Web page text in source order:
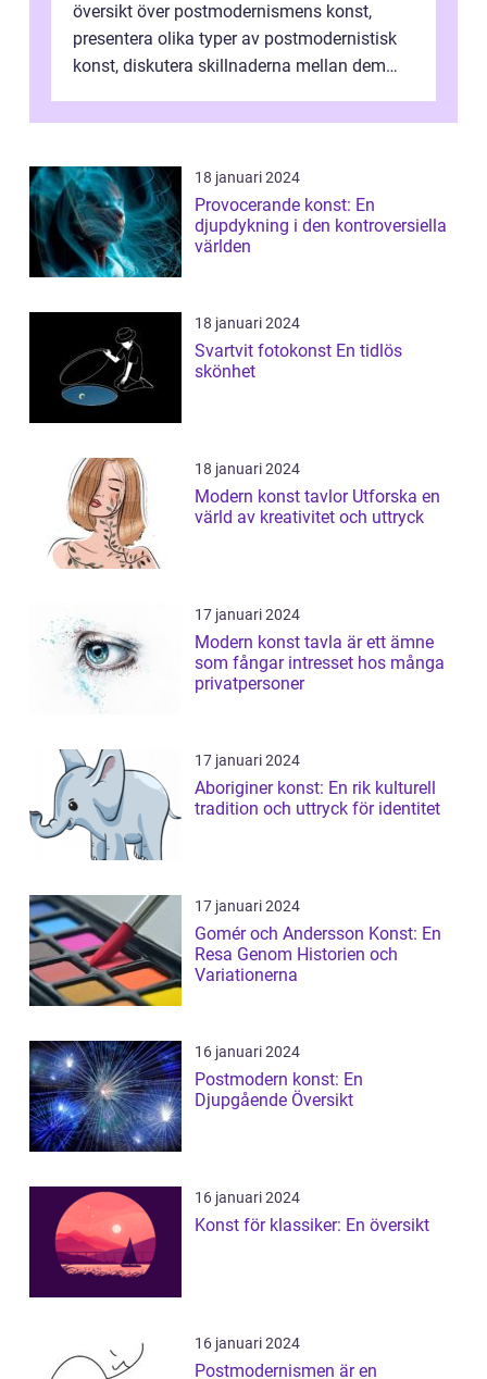
översikt över postmodernismens konst,
presentera olika typer av postmodernistisk
konst, diskutera skillnaderna mellan dem
18 januari 2024
Provocerande konst: En
djupdykning i den kontroversiella
världen
18 januari 2024
Svartvit fotokonst En tidlös
skönhet
18 januari 2024
Modern konst tavlor Utforska en
värld av kreativitet och uttryck
17 januari 2024
Modern konst tavla är ett ämne
som fångar intresset hos många
privatpersoner
17 januari 2024
Aboriginer konst: En rik kulturell
tradition och uttryck för identitet
17 januari 2024
Gomér och Andersson Konst: En
Resa Genom Historien och
Variationerna
16 januari 2024
Postmodern konst: En
Djupgående Översikt
16 januari 2024
Konst för klassiker: En översikt
16 januari 2024
Postmodernismen är en